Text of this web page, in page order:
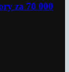
za 70 000